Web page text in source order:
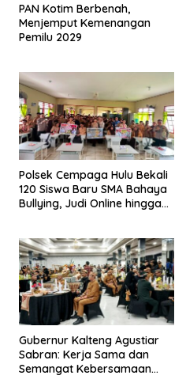
PAN Kotim Berbenah,
Menjemput Kemenangan
Pemilu 2029
Polsek Cempaga Hulu Bekali
120 Siswa Baru SMA Bahaya
Bullying, Judi Online hingga
Gubernur Kalteng Agustiar
Sabran: Kerja Sama dan
Semangat Kebersamaan